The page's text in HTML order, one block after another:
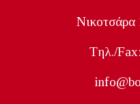
Tηλ./